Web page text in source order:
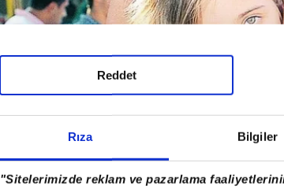
Rıza Bilgiler
"Sitelerimizde reklam ve pazarlama
Reddet